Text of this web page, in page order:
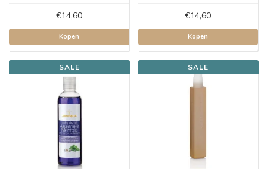
€14,60
Kopen
€14,60
Kopen
SALE SALE